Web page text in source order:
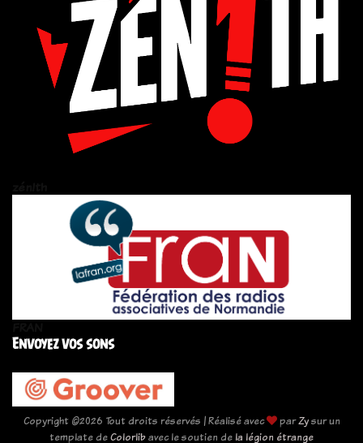
Envoyez vos sons
Copyright ©2026 Tout droits réservés | Réalisé avec parZysur un
template deColorlibavec le soutien de la légion étrange